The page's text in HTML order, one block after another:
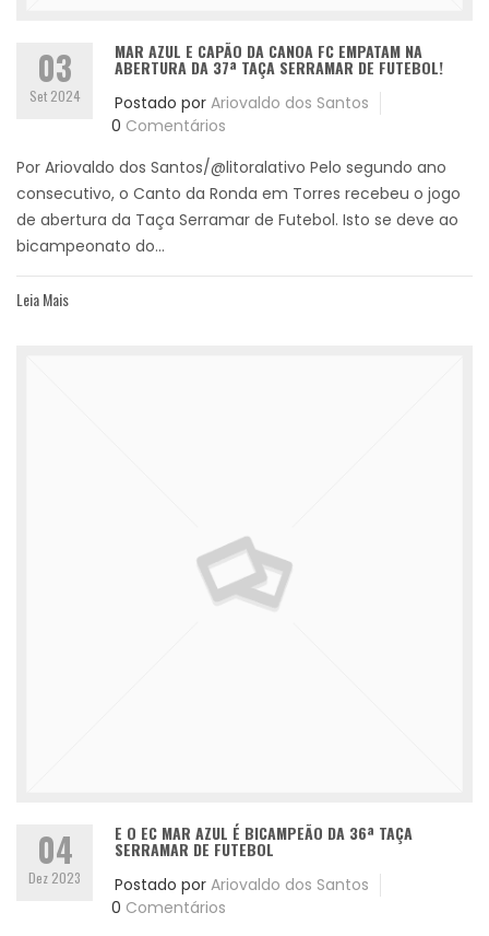
03
Set 2024
MAR AZUL E CAPÃO DA CANOA FC EMPATAM NA
ABERTURA DA 37ª TAÇA SERRAMAR DE FUTEBOL!
Postado por Ariovaldo dos Santos
0 Comentários
Por Ariovaldo dos Santos/@litoralativo Pelo segundo ano
consecutivo, o Canto da Ronda em Torres recebeu o jogo
de abertura da Taça Serramar de Futebol. Isto se deve ao
bicampeonato do...
Leia Mais
04
Dez 2023
E O EC MAR AZUL É BICAMPEÃO DA 36ª TAÇA
SERRAMAR DE FUTEBOL
Postado por Ariovaldo dos Santos
0 Comentários